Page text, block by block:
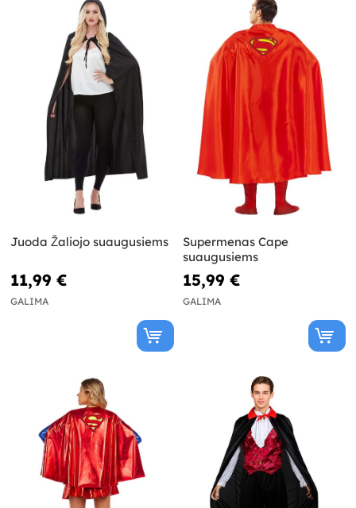
Juoda Žaliojo suaugusiems
11,99 €
GALIMA
Supermenas Cape
suaugusiems
15,99 €
GALIMA